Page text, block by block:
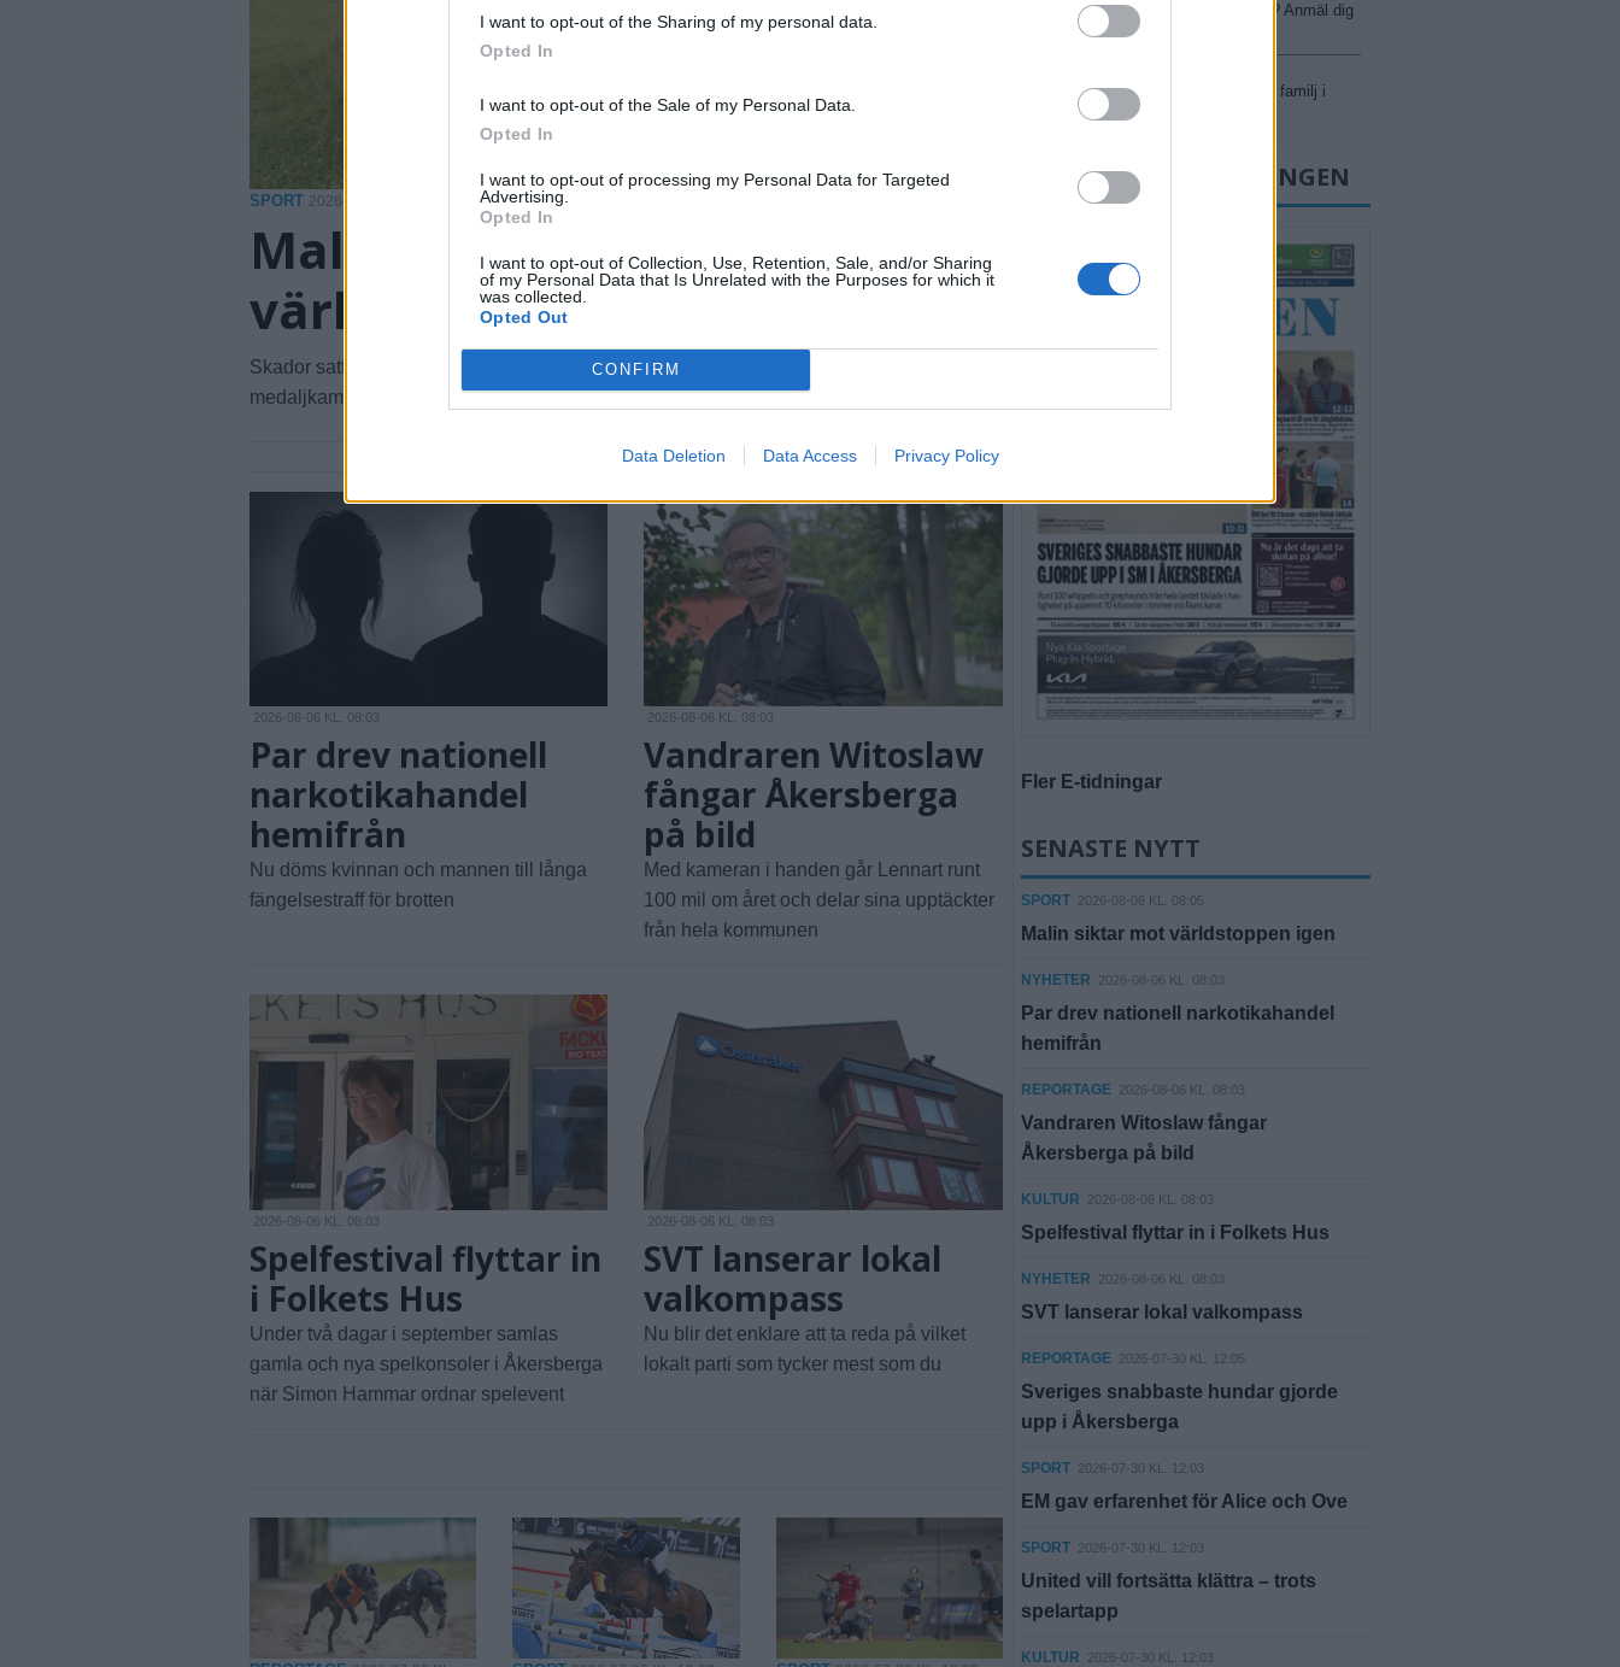
I want to opt-out of the Sharing of my personal data.
Opted In
I want to opt-out of the Sale of my Personal Data.
Opted In
I want to opt-out of processing my Personal Data for Targeted
Advertising.
Opted In
I want to opt-out of Collection, Use, Retention, Sale, and/or Sharing
of my Personal Data that Is Unrelated with the Purposes for which it
was collected.
Opted Out
CONFIRM
Data Deletion Data Access Privacy Policy
SPORT 2026-08-06 KL. 08:05
Malin siktar mot
världstoppen igen
Skador satte stopp för fjolårssäsongen. Nu hoppas Malin Dahlbäck att formen räcker till
medaljkamp under OCR-VM i Irland
2026-08-06 KL. 08:03
Par drev nationell
narkotikahandel
hemifrån
Nu döms kvinnan och mannen till långa
fängelsestraff för brotten
2026-08-06 KL. 08:03
Vandraren Witoslaw
fångar Åkersberga
på bild
Med kameran i handen går Lennart runt
100 mil om året och delar sina upptäckter
från hela kommunen
2026-08-06 KL. 08:03
Spelfestival flyttar in
i Folkets Hus
Under två dagar i september samlas
gamla och nya spelkonsoler i Åkersberga
när Simon Hammar ordnar spelevent
2026-08-06 KL. 08:03
SVT lanserar lokal
valkompass
Nu blir det enklare att ta reda på vilket
lokalt parti som tycker mest som du
Är du nyfiken på livets stora frågor? Anmäl dig
till en Alphagrupp.
Sommarkyrka på Påta för barn och familj i
augusti.
LÄS SENASTE E-TIDNINGEN
Fler E-tidningar
SENASTE NYTT
SPORT 2026-08-06 KL. 08:05
Malin siktar mot världstoppen igen
NYHETER 2026-08-06 KL. 08:03
Par drev nationell narkotikahandel
hemifrån
REPORTAGE 2026-08-06 KL. 08:03
Vandraren Witoslaw fångar
Åkersberga på bild
KULTUR 2026-08-06 KL. 08:03
Spelfestival flyttar in i Folkets Hus
NYHETER 2026-08-06 KL. 08:03
SVT lanserar lokal valkompass
REPORTAGE 2026-07-30 KL. 12:05
Sveriges snabbaste hundar gjorde
upp i Åkersberga
SPORT 2026-07-30 KL. 12:03
EM gav erfarenhet för Alice och Ove
SPORT 2026-07-30 KL. 12:03
United vill fortsätta klättra – trots
spelartapp
KULTUR 2026-07-30 KL. 12:03